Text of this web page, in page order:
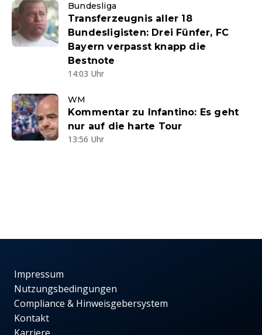
Bundesliga
Transferzeugnis aller 18
Bundesligisten: Drei Fünfer, FC
Bayern verpasst knapp die
Bestnote
14:03 Uhr
WM
Kommentar zu Infantino: Es geht
nur auf die harte Tour
13:56 Uhr
Impressum
Nutzungsbedingungen
Compliance & Hinweisgebersystem
Kontakt